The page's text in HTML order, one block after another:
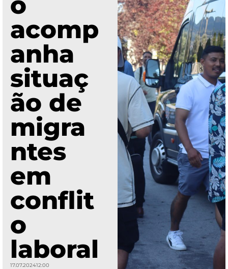
acomp
anha
situaç
ão de
migra
ntes
em
conflit
o
laboral
17.07.202412:00